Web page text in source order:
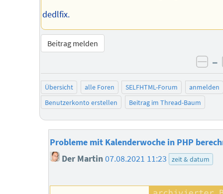
dedlfix.
Beitrag melden
–
Übersicht alle Foren SELFHTML-Forum
anmelden
Benutzerkonto erstellen
Beitrag im Thread-Baum
Probleme mit Kalenderwoche in PHP
Der Martin 07.08.2021 11:23 zeit & datum